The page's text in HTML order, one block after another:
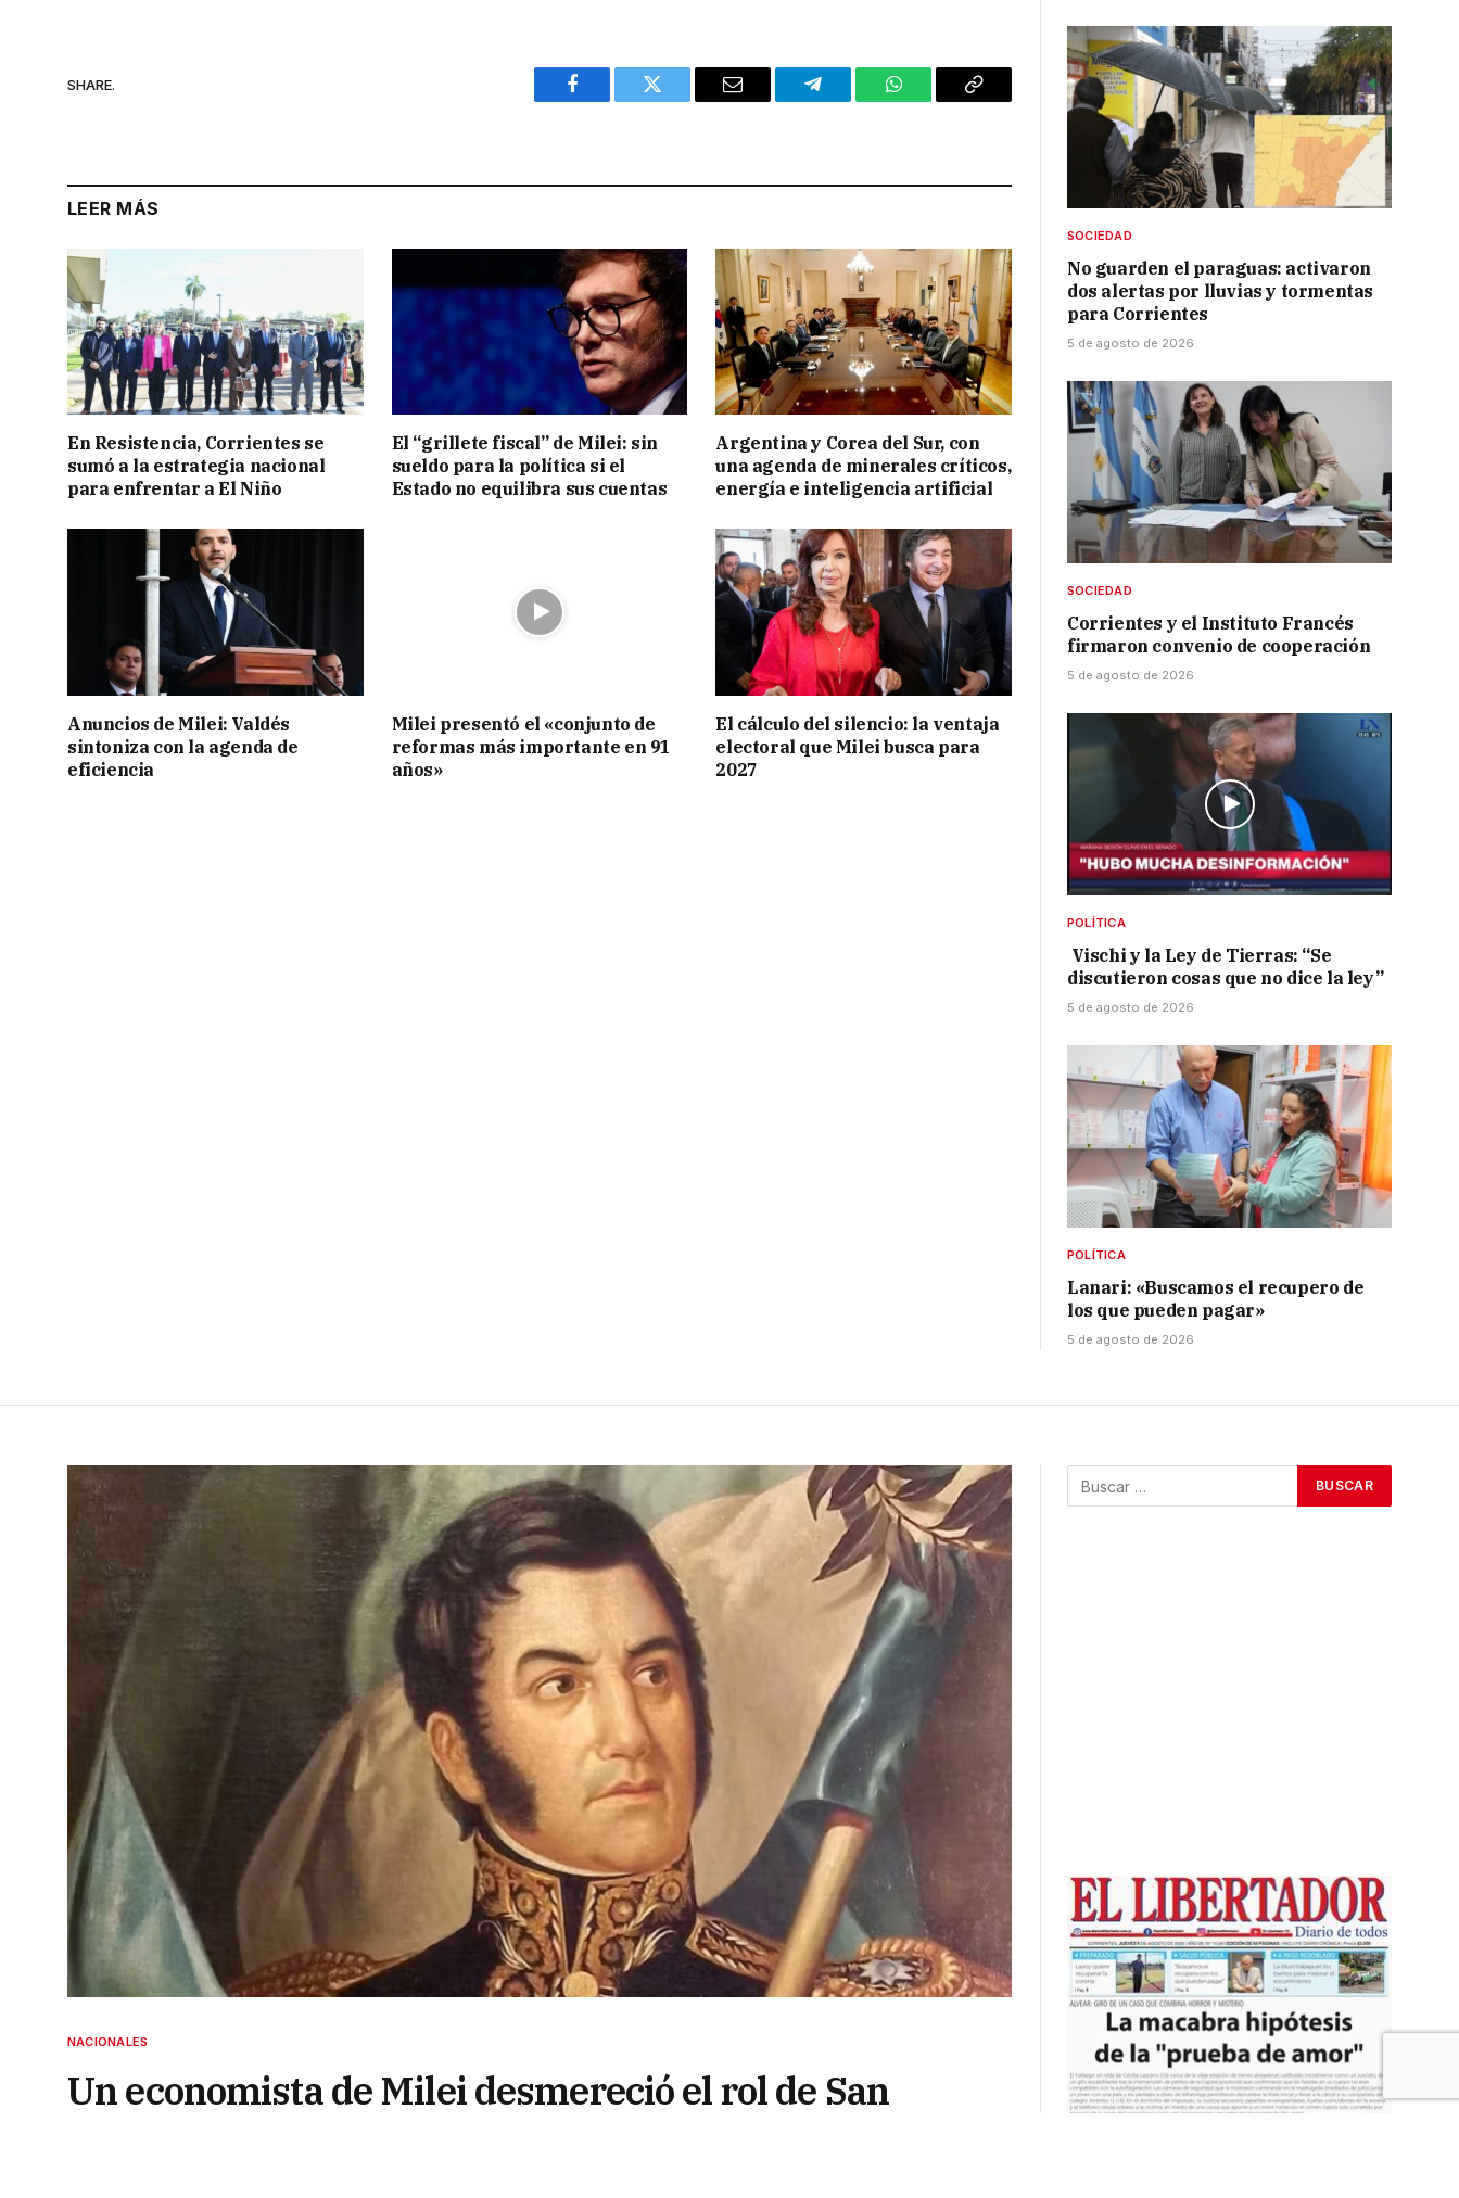
SHARE.
Facebook Twitter Email Telegram WhatsAppCopy
LEER MÁS
En Resistencia, Corrientes se
sumó a la estrategia nacional
para enfrentar a El Niño
El “grillete fiscal” de Milei: sin
sueldo para la política si el
Estado no equilibra sus cuentas
Argentina y Corea del Sur, con
una agenda de minerales críticos,
energía e inteligencia artificial
Anuncios de Milei: Valdés
sintoniza con la agenda de
eficiencia
Milei presentó el «conjunto de
reformas más importante en 91
años»
El cálculo del silencio: la ventaja
electoral que Milei busca para
2027
SOCIEDAD
No guarden el paraguas: activaron
dos alertas por lluvias y tormentas
para Corrientes
5 de agosto de 2026
SOCIEDAD
Corrientes y el Instituto Francés
firmaron convenio de cooperación
5 de agosto de 2026
POLÍTICA
Vischi y la Ley de Tierras: “Se
discutieron cosas que no dice la ley”
5 de agosto de 2026
POLÍTICA
Lanari: «Buscamos el recupero de
los que pueden pagar»
5 de agosto de 2026
NACIONALES
Un economista de Milei desmereció el rol de San